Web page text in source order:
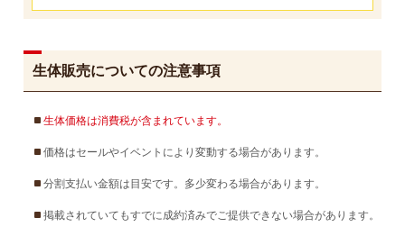
生体販売についての注意事項
生体価格は消費税が含まれています。
価格はセールやイベントにより変動する場合があります。
分割支払い金額は目安です。多少変わる場合があります。
掲載されていてもすでに成約済みでご提供できない場合があります。